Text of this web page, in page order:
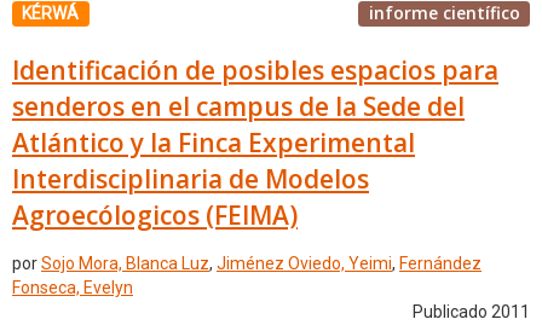
KÉRWÁ informe científico
Identificación de posibles espacios para
senderos en el campus de la Sede del
Atlántico y la Finca Experimental
Interdisciplinaria de Modelos
Agroecólogicos (FEIMA)
porSojo Mora, Blanca Luz, Jiménez Oviedo, Yeimi, Fernández
Fonseca, Evelyn
Publicado 2011